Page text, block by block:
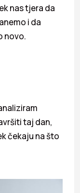
nas tjera da
i da
novo.
taj dan,
čekaju na što